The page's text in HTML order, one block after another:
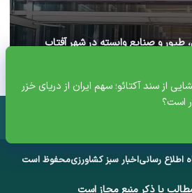
از سند آکتائو؛ سهم ایران از دریای خزر
است؟
طیور و صنایع وابسته در شهر آفتاب
اطلاع رسانیاخبار سبز کشاورزیمحفوظ است
با ذکر منبع مجاز است